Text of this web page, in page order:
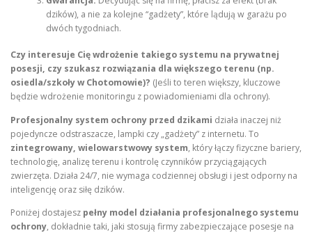
dzików), a nie za kolejne “gadżety”, które lądują w garażu po
dwóch tygodniach.
Czy interesuje Cię wdrożenie takiego systemu na prywatnej
posesji, czy szukasz rozwiązania dla większego terenu (np.
osiedla/szkoły w Chotomowie)? (Jeśli to teren większy, kluczowe
będzie wdrożenie monitoringu z powiadomieniami dla ochrony).
Profesjonalny system ochrony przed dzikami działa inaczej niż
pojedyncze odstraszacze, lampki czy „gadżety” z internetu. To
zintegrowany, wielowarstwowy system, który łączy fizyczne bariery,
technologię, analizę terenu i kontrolę czynników przyciągających
zwierzęta. Działa 24/7, nie wymaga codziennej obsługi i jest odporny na
inteligencję oraz siłę dzików.
Poniżej dostajesz pełny model działania profesjonalnego systemu
ochrony, dokładnie taki, jaki stosują firmy zabezpieczające posesje na